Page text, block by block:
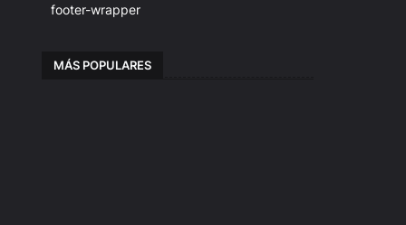
footer-wrapper
MÁS POPULARES